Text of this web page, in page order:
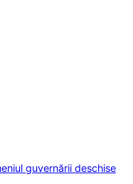
guvernării deschise